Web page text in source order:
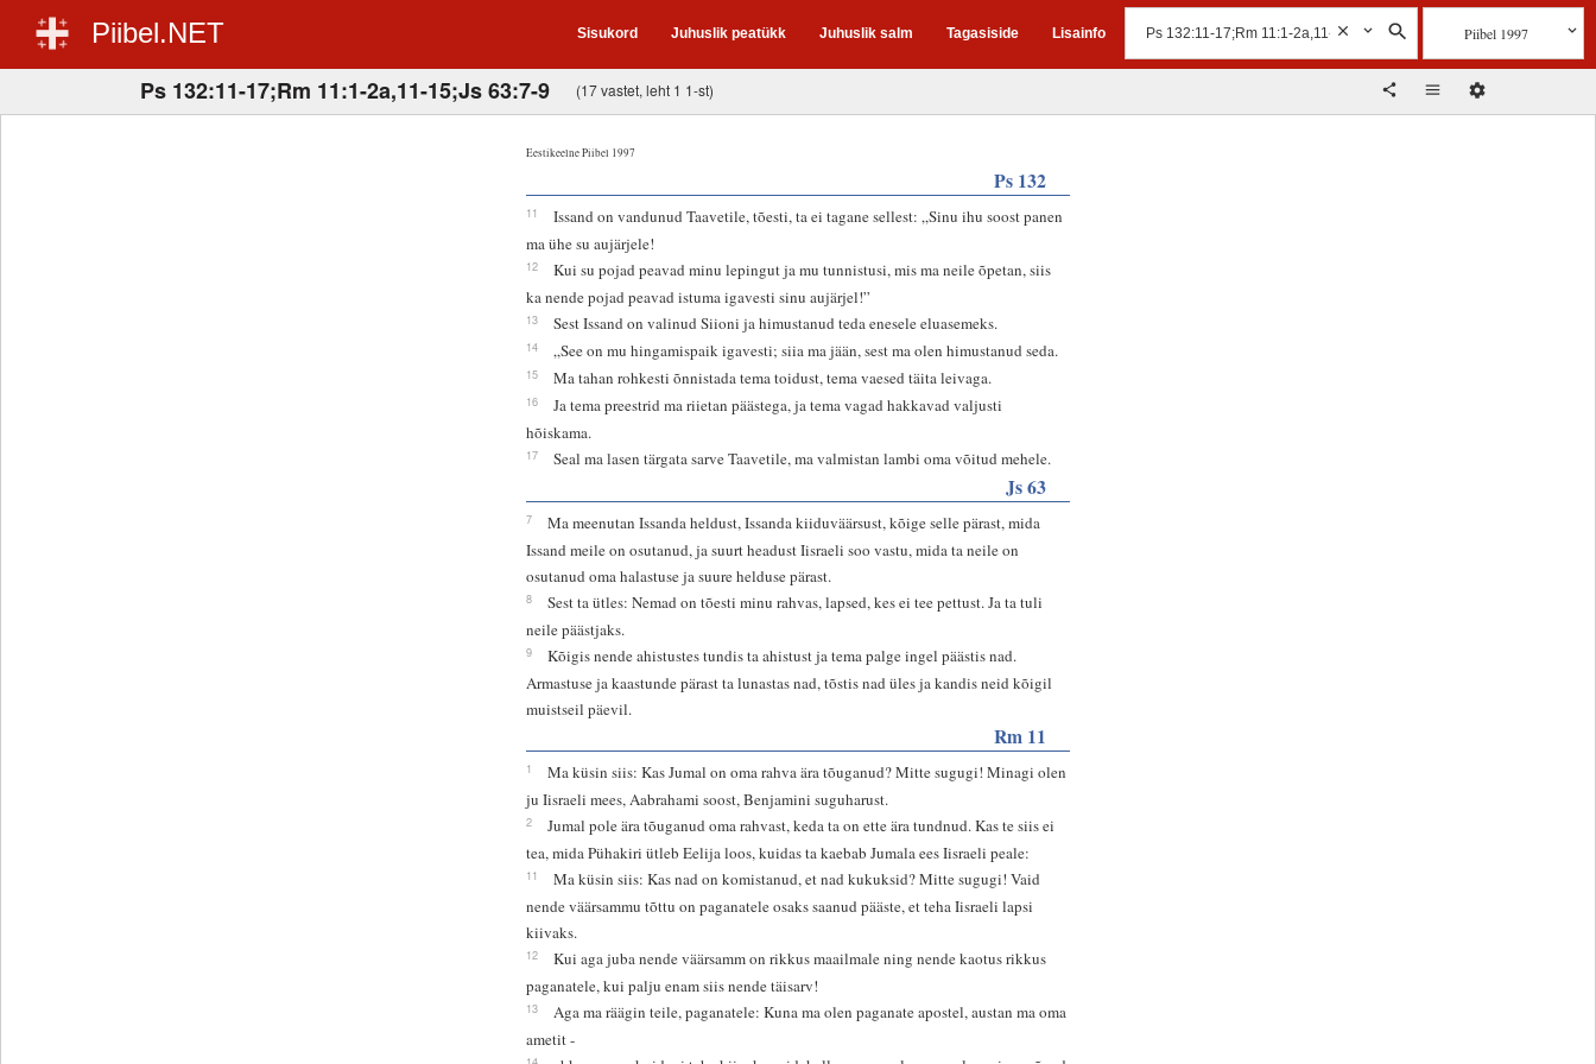
Piibel.NET Sisukord Juhuslik peatükk Juhuslik salm Tagasiside Lisainfo Piibel 1997
Ps 132:11-17;Rm 11:1-2a,11-15;Js 63:7-9 (17 vastet, leht 1 1-st)
Eestikeelne Piibel 1997
Ps 132
11
Issand on vandunud Taavetile, tõesti, ta ei tagane sellest: „Sinu ihu soost panen
ma ühe su aujärjele!
12
Kui su pojad peavad minu lepingut ja mu tunnistusi, mis ma neile õpetan, siis
ka nende pojad peavad istuma igavesti sinu aujärjel!”
13 Sest Issand on valinud Siioni ja himustanud teda enesele eluasemeks.
14 „See on mu hingamispaik igavesti; siia ma jään, sest ma olen himustanud seda.
15 Ma tahan rohkesti õnnistada tema toidust, tema vaesed täita leivaga.
16
Ja tema preestrid ma riietan päästega, ja tema vagad hakkavad valjusti
hõiskama.
17 Seal ma lasen tärgata sarve Taavetile, ma valmistan lambi oma võitud mehele.
Js 63
7
Ma meenutan Issanda heldust, Issanda kiiduväärsust, kõige selle pärast, mida
Issand meile on osutanud, ja suurt headust Iisraeli soo vastu, mida ta neile on
osutanud oma halastuse ja suure helduse pärast.
8
Sest ta ütles: Nemad on tõesti minu rahvas, lapsed, kes ei tee pettust. Ja ta tuli
neile päästjaks.
9
Kõigis nende ahistustes tundis ta ahistust ja tema palge ingel päästis nad.
Armastuse ja kaastunde pärast ta lunastas nad, tõstis nad üles ja kandis neid kõigil
muistseil päevil.
Rm 11
1
Ma küsin siis: Kas Jumal on oma rahva ära tõuganud? Mitte sugugi! Minagi olen
ju Iisraeli mees, Aabrahami soost, Benjamini suguharust.
2
Jumal pole ära tõuganud oma rahvast, keda ta on ette ära tundnud. Kas te siis ei
tea, mida Pühakiri ütleb Eelija loos, kuidas ta kaebab Jumala ees Iisraeli peale:
11
Ma küsin siis: Kas nad on komistanud, et nad kukuksid? Mitte sugugi! Vaid
nende väärsammu tõttu on paganatele osaks saanud pääste, et teha Iisraeli lapsi
kiivaks.
12
Kui aga juba nende väärsamm on rikkus maailmale ning nende kaotus rikkus
paganatele, kui palju enam siis nende täisarv!
13
Aga ma räägin teile, paganatele: Kuna ma olen paganate apostel, austan ma oma
ametit -